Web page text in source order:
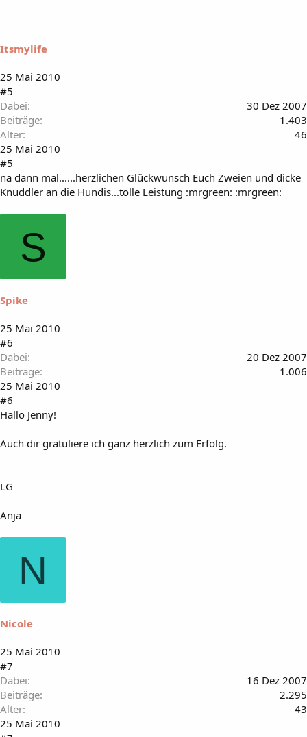
Itsmylife
25 Mai 2010
#5
Dabei
30 Dez 2007
Beiträge
1.403
Alter
46
25 Mai 2010
#5
na dann mal......herzlichen Glückwunsch Euch Zweien und dicke
Knuddler an die Hundis...tolle Leistung :mrgreen: :mrgreen:
S
Spike
25 Mai 2010
#6
Dabei
20 Dez 2007
Beiträge
1.006
25 Mai 2010
#6
Hallo Jenny!
Auch dir gratuliere ich ganz herzlich zum Erfolg.
LG
Anja
N
Nicole
25 Mai 2010
#7
Dabei
16 Dez 2007
Beiträge
2.295
Alter
43
25 Mai 2010